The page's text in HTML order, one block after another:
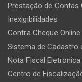
Prestação de Contas
Inexigibilidades
Contra Cheque Online
Sistema de Cadastro
Nota Fiscal Eletronica
Centro de